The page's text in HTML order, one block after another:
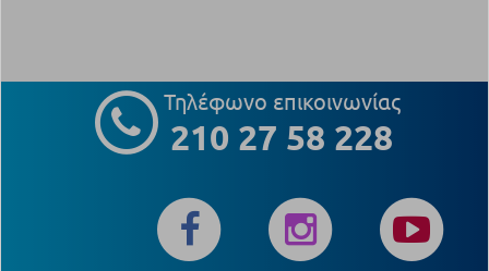
Τηλέφωνο επικοινωνίας
210 27 58 228